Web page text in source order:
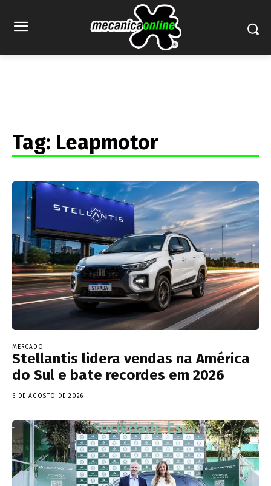
Tag: Leapmotor
MERCADO
Stellantis lidera vendas na América
do Sul e bate recordes em 2026
6 DE AGOSTO DE 2026